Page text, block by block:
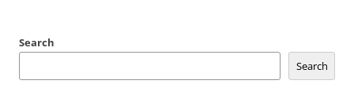
Search
Search